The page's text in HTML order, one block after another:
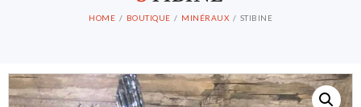
HOME BOUTIQUE MINÉRAUX STIBINE